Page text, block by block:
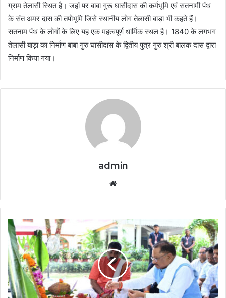
ग्राम तेलासी स्थित है। जहां पर बाबा गुरू घासीदास की कर्मभूमि एवं सतनामी पंथ
के संत अमर दास की तपोभूमि जिसे स्थानीय लोग तेलासी बाड़ा भी कहते हैं।
सतनाम पंथ के लोगों के लिए यह एक महत्वपूर्ण धार्मिक स्थल है। 1840 के लगभग
तेलासी बाड़ा का निर्माण बाबा गुरु घासीदास के द्वितीय पुत्र गुरु श्री बालक दास द्वारा
निर्माण किया गया।
admin